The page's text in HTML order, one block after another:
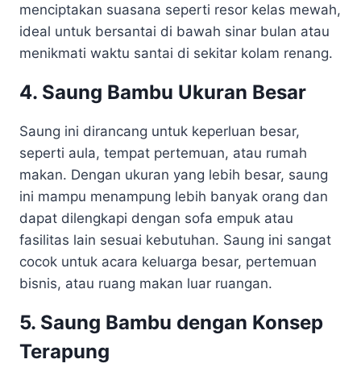
menciptakan suasana seperti resor kelas mewah,
ideal untuk bersantai di bawah sinar bulan atau
menikmati waktu santai di sekitar kolam renang.
4. Saung Bambu Ukuran Besar
Saung ini dirancang untuk keperluan besar,
seperti aula, tempat pertemuan, atau rumah
makan. Dengan ukuran yang lebih besar, saung
ini mampu menampung lebih banyak orang dan
dapat dilengkapi dengan sofa empuk atau
fasilitas lain sesuai kebutuhan. Saung ini sangat
cocok untuk acara keluarga besar, pertemuan
bisnis, atau ruang makan luar ruangan.
5. Saung Bambu dengan Konsep
Terapung